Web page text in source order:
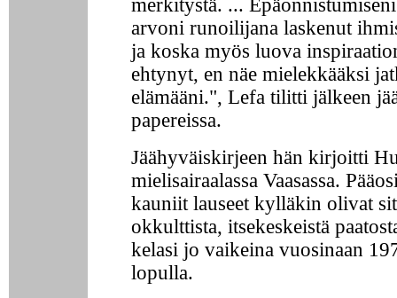
merkitystä. ...
arvoni runoilijana laskenut
ja koska myös luova
ehtynyt, en näe mielekkääksi
elämääni.", Lefa tilitti jälkeen
papereissa.
Jäähyväiskirjeen hän kirjoitti
mielisairaalassa Vaasassa.
kauniit lauseet kylläkin olivat
okkulttista, itsekeskeistä
kelasi jo vaikeina vuosinaan
lopulla.